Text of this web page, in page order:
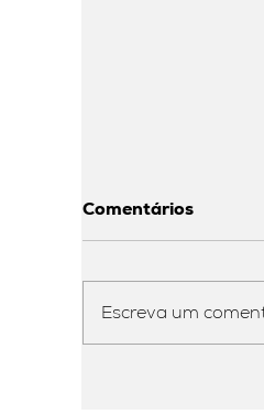
Comentários
Escreva um